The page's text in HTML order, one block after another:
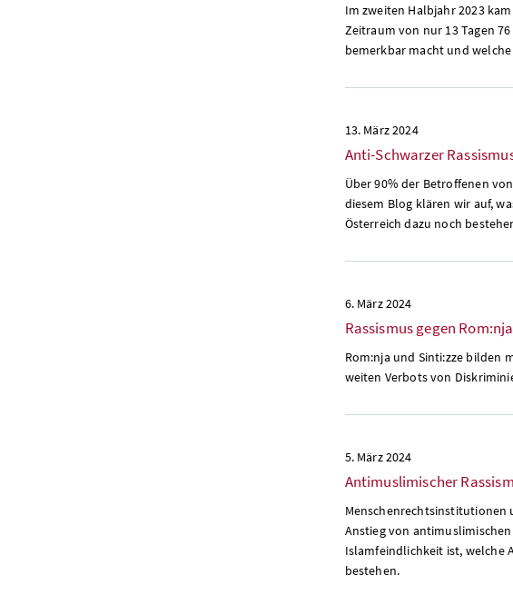
Im zweiten Halbjahr 2023
Zeitraum von nur 13 Tagen
bemerkbar macht und
13. März 2024
Anti-Schwarzer
Über 90% der Betroffenen
diesem Blog klären wir auf,
Österreich dazu noch
6. März 2024
Rassismus gegen
Rom:nja und Sinti:zze bilden
weiten Verbots von
5. März 2024
Antimuslimischer
Menschenrechtsinstitutionen
Anstieg von
Islamfeindlichkeit ist, welche
bestehen.